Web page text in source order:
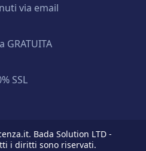
via email
GRATUITA
SSL
Bada Solution LTD -
i diritti sono riservati.